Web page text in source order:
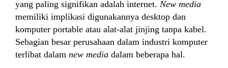
yang paling signifikan adalah internet. New media
memiliki implikasi digunakannya desktop dan
komputer portable atau alat-alat jinjing tanpa kabel.
Sebagian besar perusahaan dalam industri komputer
terlibat dalam new media dalam beberapa hal.